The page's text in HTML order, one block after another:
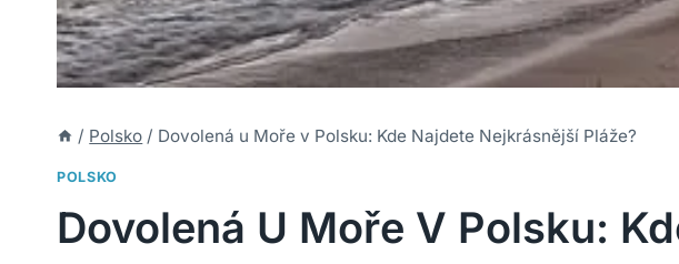
/ Polsko / Dovolená u Moře v Polsku: Kde Najdete Nejkrásnější Pláže?
POLSKO
Dovolená U Moře V Polsku: